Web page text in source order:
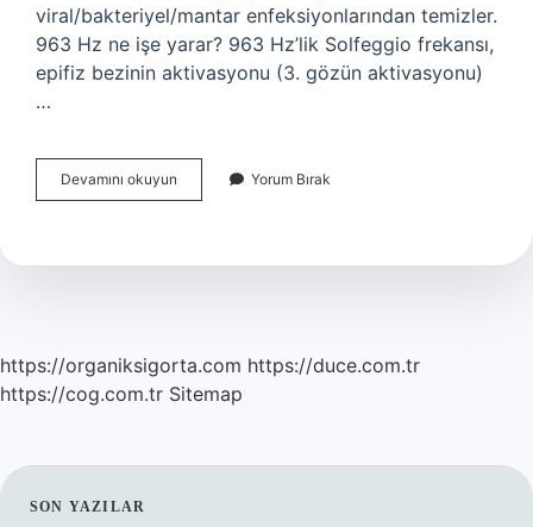
viral/bakteriyel/mantar enfeksiyonlarından temizler.
963 Hz ne işe yarar? 963 Hz’lik Solfeggio frekansı,
epifiz bezinin aktivasyonu (3. gözün aktivasyonu)
…
Devamını okuyun
Göz
Yorum Bırak
https://organiksigorta.com https://duce.com.tr
https://cog.com.tr Sitemap
SON YAZILAR